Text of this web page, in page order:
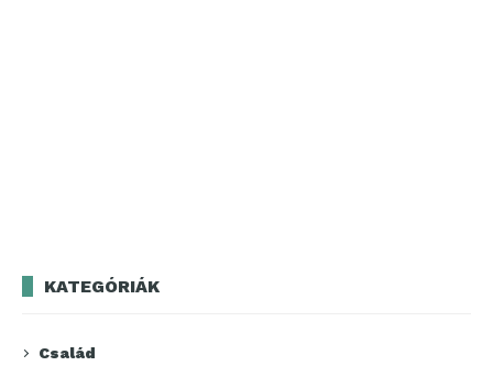
KATEGÓRIÁK
Család